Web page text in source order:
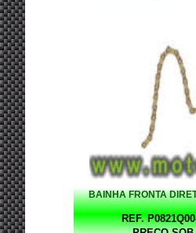
BAINHA FRONTA
REF.